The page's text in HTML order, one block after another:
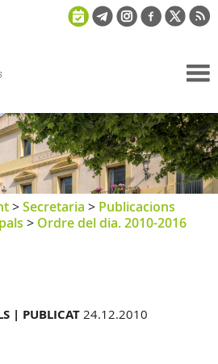
>Secretaria > Publicacions
> Ordre del dia. 2010-2016
| PUBLICAT 24.12.2010